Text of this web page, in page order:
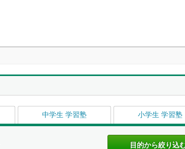
中学生 学習塾 小学生 学習塾